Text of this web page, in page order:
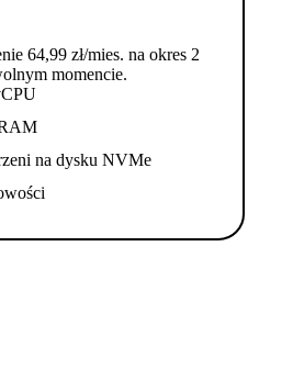
64,99 zł/mies. na okres 2
momencie.
na dysku NVMe